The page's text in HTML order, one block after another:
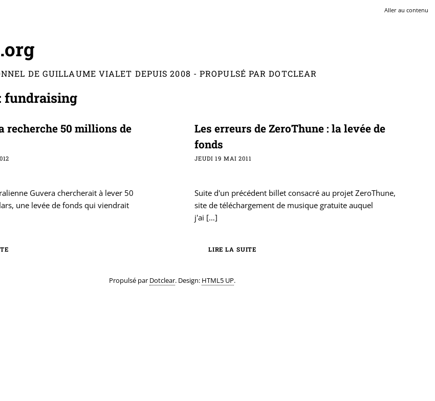
Aller au contenu
DE GUILLAUME VIALET DEPUIS 2008 - PROPULSÉ PAR DOTCLEAR
fundraising
recherche 50 millions de
Guvera chercherait à lever 50
une levée de fonds qui viendrait
Les erreurs de ZeroThune : la levée de
fonds
JEUDI 19 MAI 2011
Suite d'un précédent billet consacré au projet ZeroThune,
site de téléchargement de musique gratuite auquel
j'ai […]
LIRE LA SUITE
Propulsé par Dotclear. Design: HTML5 UP.